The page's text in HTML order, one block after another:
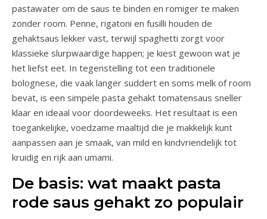
pastawater om de saus te binden en romiger te maken
zonder room. Penne, rigatoni en fusilli houden de
gehaktsaus lekker vast, terwijl spaghetti zorgt voor
klassieke slurpwaardige happen; je kiest gewoon wat je
het liefst eet. In tegenstelling tot een traditionele
bolognese, die vaak langer suddert en soms melk of room
bevat, is een simpele pasta gehakt tomatensaus sneller
klaar en ideaal voor doordeweeks. Het resultaat is een
toegankelijke, voedzame maaltijd die je makkelijk kunt
aanpassen aan je smaak, van mild en kindvriendelijk tot
kruidig en rijk aan umami.
De basis: wat maakt pasta
rode saus gehakt zo populair